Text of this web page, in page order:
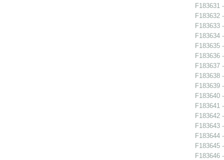
F183631
F183632
F183633
F183634
F183635
F183636
F183637
F183638
F183639
F183640
F183641
F183642
F183643
F183644
F183645
F183646